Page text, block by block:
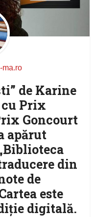
ma.ro
de Karine
Prix
Goncourt
apărut
din
de
este
digitală.